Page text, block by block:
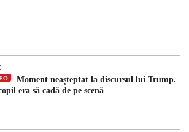
Moment neașteptat la discursul lui Trump.
era să cadă de pe scenă